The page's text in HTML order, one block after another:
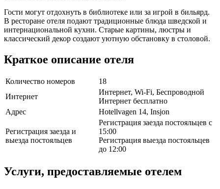
Гости могут отдохнуть в библиотеке или за игрой в бильярд.
В ресторане отеля подают традиционные блюда шведской и
интернациональной кухни. Старые картины, люстры и
классический декор создают уютную обстановку в столовой.
Краткое описание отеля
Количество номеров
18
Интернет
Интернет, Wi-Fi, Беспроводной
Интернет бесплатно
Адрес
Hotellvagen 14, Insjon
Регистрация заезда и
выезда постояльцев
Регистрация заезда постояльцев с
15:00
Регистрация выезда постояльцев
до 12:00
Услуги, предоставляемые отелем